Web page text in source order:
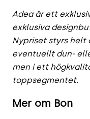
Adea är ett
exklusiva
Nypriset styrs helt
eventuellt dun-
men i ett
toppsegmentet.
Mer om Bon